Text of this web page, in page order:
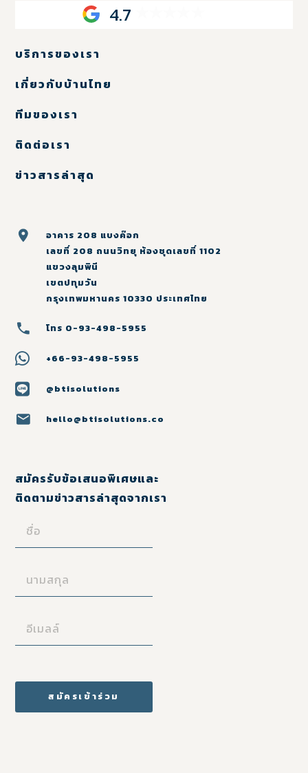
4.7
บริการของเรา
เกี่ยวกับบ้านไทย
ทีมของเรา
ติดต่อเรา
ข่าวสารล่าสุด
อาคาร 208 แบงค๊อก
เลขที่ 208 ถนนวิทยุ ห้องชุดเลขที่ 1102
แขวงลุมพินี
เขตปทุมวัน
กรุงเทพมหานคร 10330 ประเทศไทย
โทร 0-93-498-5955
+66-93-498-5955
@btisolutions
hello@btisolutions.co
สมัครรับข้อเสนอพิเศษและ
ติดตามข่าวสารล่าสุดจากเรา
(REQUIRED)